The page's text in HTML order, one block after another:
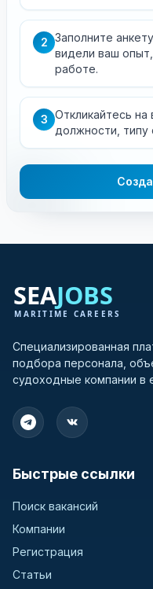
2 Заполните
видели ваш
работе.
3 Откликайтесь на
должности, типу
Специализированная
подбора персонала,
судоходные компании в
Быстрые ссылки
Поиск вакансий
Компании
Регистрация
Статьи